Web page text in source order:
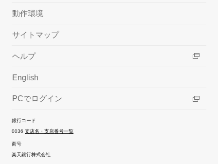
動作環境
サイトマップ
ヘルプ
English
PCでログイン
銀行コード
0036 支店名・支店番号一覧
商号
楽天銀行株式会社